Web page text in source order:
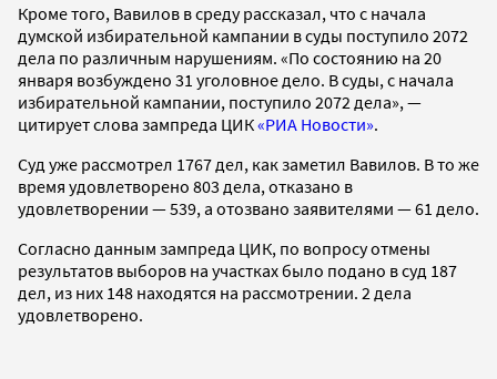
Кроме того, Вавилов в среду рассказал, что с начала
думской избирательной кампании в суды поступило 2072
дела по различным нарушениям. «По состоянию на 20
января возбуждено 31 уголовное дело. В суды, с начала
избирательной кампании, поступило 2072 дела», —
цитирует слова зампреда ЦИК«РИА Новости».
Суд уже рассмотрел 1767 дел, как заметил Вавилов. В то же
время удовлетворено 803 дела, отказано в
удовлетворении — 539, а отозвано заявителями — 61 дело.
Согласно данным зампреда ЦИК, по вопросу отмены
результатов выборов на участках было подано в суд 187
дел, из них 148 находятся на рассмотрении. 2 дела
удовлетворено.